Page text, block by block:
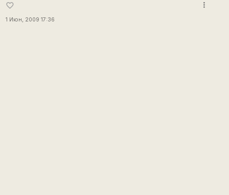
favorite_border
1 Июн, 2009 17:36
more_vert